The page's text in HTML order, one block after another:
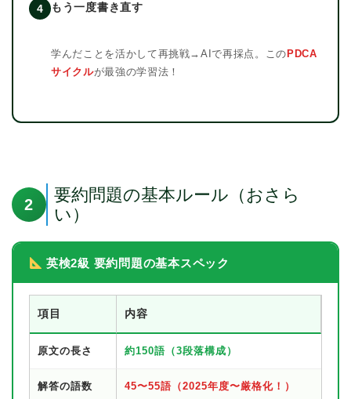
4 もう一度書き直す
学んだことを活かして再挑戦→AIで再採点。この PDCA
サイクルが最強の学習法！
2
要約問題の基本ルール（おさら
い）
英検2級 要約問題の基本スペック
項目 内容
原文の長さ 約150語（3段落構成）
解答の語数 45〜55語（2025年度〜厳格化！）